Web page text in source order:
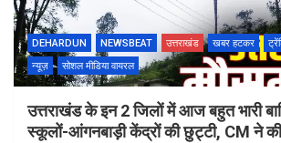
DEHARDUN NEWSBEAT उत्तराखंड खबर हटकर
न्यूज़
सोशल मीडिया वायरल
उत्तराखंड के इन 2 जिलों में आज बहुत भारी
स्कूलों-आंगनबाड़ी केंद्रों की छुट्टी, CM ने